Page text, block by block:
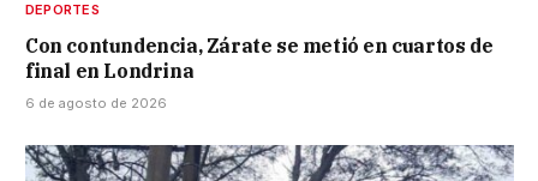
DEPORTES
Con contundencia, Zárate se metió en cuartos de
final en Londrina
6 de agosto de 2026